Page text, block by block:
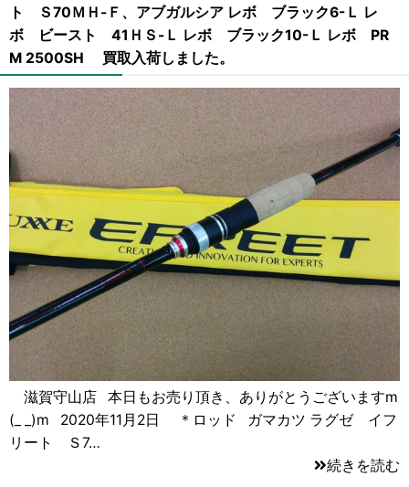
ト Ｓ70ＭＨ-Ｆ、アブガルシア レボ ブラック6-Ｌ レ
ボ ビースト 41ＨＳ-Ｌ レボ ブラック10-Ｌ レボ PR
M 2500SH 買取入荷しました。
滋賀守山店 本日もお売り頂き、ありがとうございますm
(_ _)m 2020年11月2日 ＊ロッド ガマカツ ラグゼ イフ
リート Ｓ7…
続きを読む